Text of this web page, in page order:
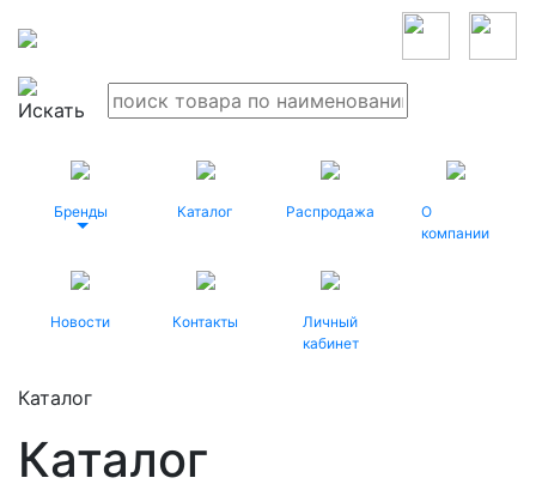
Бренды Каталог Распродажа
О
компании
Новости Контакты
Личный
кабинет
Каталог
Каталог